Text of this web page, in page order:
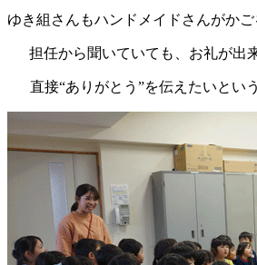
ゆき組さんもハンドメイドさんがか
担任から聞いていても、お礼が出
直接“ありがとう”を伝えたいとい